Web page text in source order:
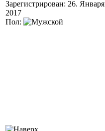
Зарегистрирован: 26. Января
2017
Пол: